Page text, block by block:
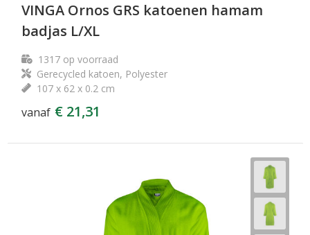
VINGA Ornos GRS katoenen hamam
badjas L/XL
1317op voorraad
Gerecycled katoen, Polyester
107 x 62 x 0.2 cm
vanaf € 21,31